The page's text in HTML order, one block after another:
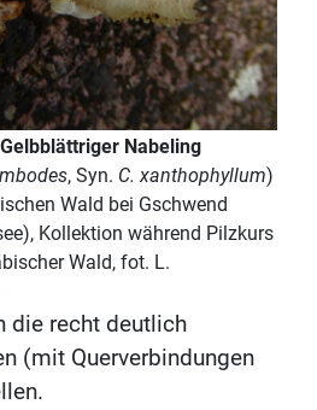
Nabeling
, Syn. C. xanthophyllum)
Wald bei Gschwend
Kollektion während Pilzkurs
Wald, fot. L.
die recht deutlich
(mit Querverbindungen